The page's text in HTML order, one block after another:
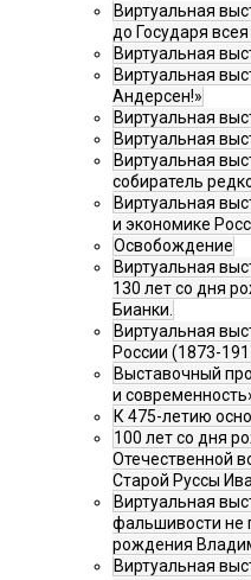
Виртуальная
до Государя всея
Виртуальная
Виртуальная
Андерсен!»
Виртуальная
Виртуальная
Виртуальная
собиратель
Виртуальная
и экономике
Освобождение
Виртуальная
130 лет со дня
Бианки.
Виртуальная
России (1873-
Выставочный
и
К 475-летию
100 лет со дня
Отечественной
Старой Руссы
Виртуальная
фальшивости не
рождения
Виртуальная